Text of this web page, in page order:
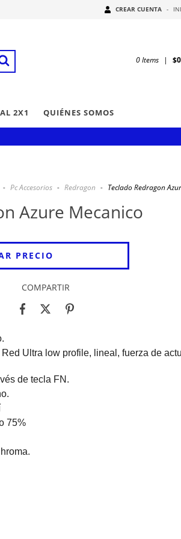
CREAR CUENTA -
0Items | $0
2X1 QUIÉNES SOMOS
- Pc Accesorios - Redragon - Teclado Redragon
Azure Mecanico
COMPARTIR
Red Ultra low profile, lineal, fuerza de
de tecla FN.
75%